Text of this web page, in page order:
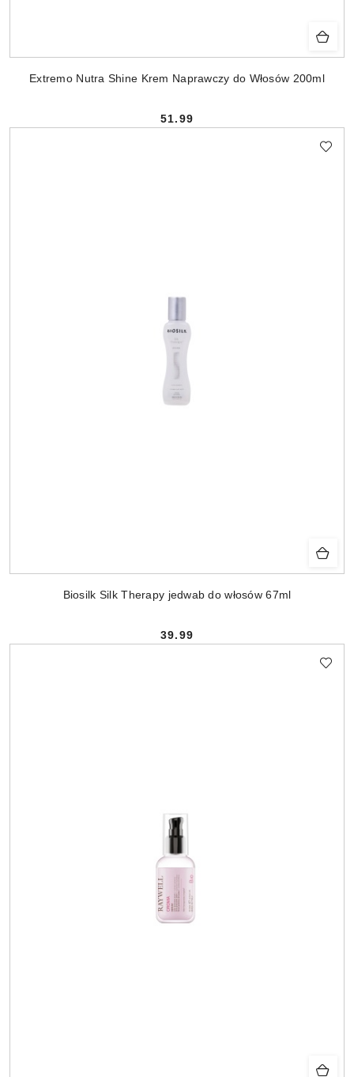
Extremo Nutra Shine Krem Naprawczy do Włosów 200ml
Cena:
51.99
Biosilk Silk Therapy jedwab do włosów 67ml
Cena:
39.99